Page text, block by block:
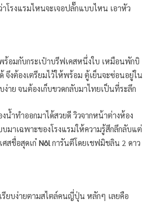
โรงแรมไหนจะเจอปลั๊กแบบไหน เอาหัว
ร้อมกับกระเป๋าบรีฟเคสหนึ่งใบ เหมือนพักบิ
งต้องเตรียมไว้ให้พร้อม ตู้เย็นจะซ่อนอยู่ใน
าย จนต้องเก็บขวดกลับมาไทยเป็นที่ระลึก
ำทำออกมาได้สวยดี วิวจากหน้าต่างห้อง
าเฉพาะของโรงแรมให้ความรู้สึกลึกลับแต่
สชื่อสุดเก๋Nôlการันตีโดยเชฟมิชลิน 2 ดาว
รียบง่ายตามสไตล์คนญี่ปุ่น หลักๆ เลยคือ